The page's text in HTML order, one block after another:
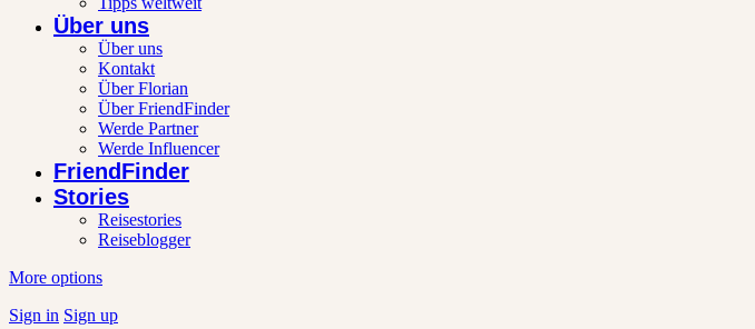
Über uns
Über uns
Kontakt
Über Florian
Über FriendFinder
Werde Partner
Werde Influencer
FriendFinder
Stories
Reisestories
Reiseblogger
More options
Sign in Sign up